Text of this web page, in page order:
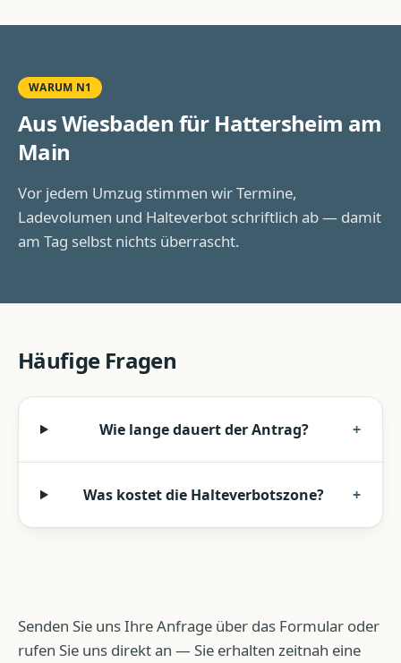
WARUM N1
Aus Wiesbaden für Hattersheim am
Main
Vor jedem Umzug stimmen wir Termine,
Ladevolumen und Halteverbot schriftlich ab — damit
am Tag selbst nichts überrascht.
Häufige Fragen
Wie lange dauert der Antrag? +
Was kostet die Halteverbotszone? +
Senden Sie uns Ihre Anfrage über das Formular oder
rufen Sie uns direkt an — Sie erhalten zeitnah eine